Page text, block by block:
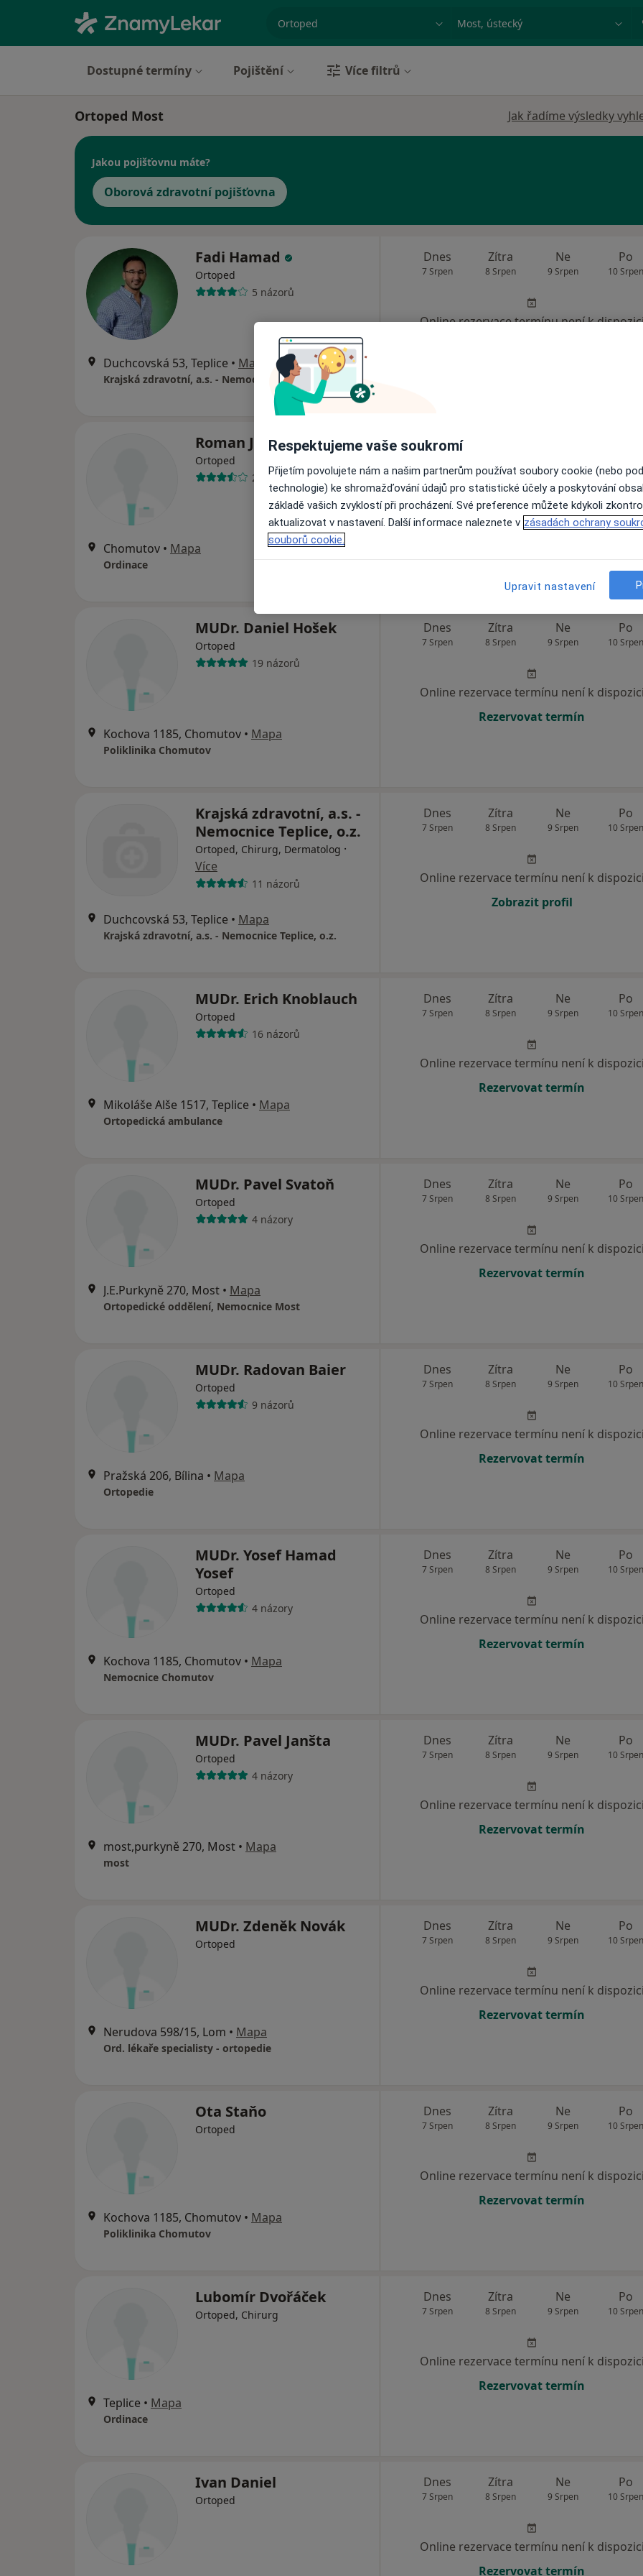
Město nebo region
Dostupné termíny Pojištění Více filtrů
Ortoped Most Jak řadíme výsledky
Jakou pojišťovnu máte?
Oborová zdravotní pojišťovna
Fadi Hamad
Ortoped
5 názorů
Duchcovská 53, Teplice • Mapa
Krajská zdravotní, a.s. - Nemocnice Teplice, o.z.
Dnes
7 Srpen
Zítra
8 Srpen
Ne
9 Srpen
Po
10 Srpen
Online rezervace termínu není k
Roman Janů
Ortoped
21 názorů
Chomutov • Mapa
Ordinace
Dnes
Online rezervace termínu není k
Rezervovat termín
MUDr. Daniel Hošek
Ortoped
19 názorů
Kochova 1185, Chomutov • Mapa
Poliklinika Chomutov
Dnes
7 Srpen
Zítra
8 Srpen
Ne
9 Srpen
Po
10 Srpen
Online rezervace termínu není k dispozici
Rezervovat termín
Krajská zdravotní, a.s. -
Nemocnice Teplice, o.z.
Ortoped, Chirurg, Dermatolog ·
Více
11 názorů
Duchcovská 53, Teplice • Mapa
Krajská zdravotní, a.s. - Nemocnice Teplice, o.z.
Dnes
7 Srpen
Zítra
8 Srpen
Ne
9 Srpen
Po
10 Srpen
Online rezervace termínu není k dispozici
Zobrazit profil
MUDr. Erich Knoblauch
Ortoped
16 názorů
Mikoláše Alše 1517, Teplice • Mapa
Ortopedická ambulance
Dnes
7 Srpen
Zítra
8 Srpen
Ne
9 Srpen
Po
10 Srpen
Online rezervace termínu není k dispozici
Rezervovat termín
MUDr. Pavel Svatoň
Ortoped
4 názory
J.E.Purkyně 270, Most • Mapa
Ortopedické oddělení, Nemocnice Most
Dnes
7 Srpen
Zítra
8 Srpen
Ne
9 Srpen
Po
10 Srpen
Online rezervace termínu není k dispozici
Rezervovat termín
MUDr. Radovan Baier
Ortoped
9 názorů
Pražská 206, Bílina • Mapa
Ortopedie
Dnes
7 Srpen
Zítra
8 Srpen
Ne
9 Srpen
Po
10 Srpen
Online rezervace termínu není k dispozici
Rezervovat termín
MUDr. Yosef Hamad
Yosef
Ortoped
4 názory
Kochova 1185, Chomutov • Mapa
Nemocnice Chomutov
Dnes
7 Srpen
Zítra
8 Srpen
Ne
9 Srpen
Po
10 Srpen
Online rezervace termínu není k dispozici
Rezervovat termín
MUDr. Pavel Janšta
Ortoped
4 názory
most,purkyně 270, Most • Mapa
most
Dnes
7 Srpen
Zítra
8 Srpen
Ne
9 Srpen
Po
10 Srpen
Online rezervace termínu není k dispozici
Rezervovat termín
MUDr. Zdeněk Novák
Ortoped
Nerudova 598/15, Lom • Mapa
Ord. lékaře specialisty - ortopedie
Dnes
7 Srpen
Zítra
8 Srpen
Ne
9 Srpen
Po
10 Srpen
Online rezervace termínu není k dispozici
Rezervovat termín
Ota Staňo
Ortoped
Kochova 1185, Chomutov • Mapa
Poliklinika Chomutov
Dnes
7 Srpen
Zítra
8 Srpen
Ne
9 Srpen
Po
10 Srpen
Online rezervace termínu není k dispozici
Rezervovat termín
Lubomír Dvořáček
Ortoped, Chirurg
Teplice • Mapa
Ordinace
Dnes
7 Srpen
Zítra
8 Srpen
Ne
9 Srpen
Po
10 Srpen
Online rezervace termínu není k dispozici
Rezervovat termín
Ivan Daniel
Ortoped
Dnes
7 Srpen
Zítra
8 Srpen
Ne
9 Srpen
Po
10 Srpen
Online rezervace termínu není k dispozici
Rezervovat termín
Respektujeme vaše soukromí
Přijetím povolujete nám a našim partnerům používat soubory cookie (nebo
technologie) ke shromažďování údajů pro statistické účely a poskytování
základě vašich zvyklostí při procházení. Své preference můžete kdykoli
aktualizovat v nastavení. Další informace naleznete v zásadách ochrany
souborů cookie.
Upravit nastavení